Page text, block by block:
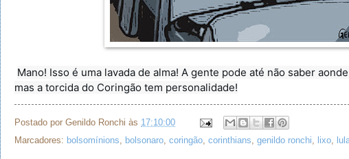
Mano! Isso é uma lavada de alma! A gente pode até não saber
mas a torcida do Coringão tem personalidade!
Postado por Genildo Ronchi às 17:10:00
Marcadores: bolsomínions, bolsonaro, coringão, corinthians, genildo ronchi, lixo,